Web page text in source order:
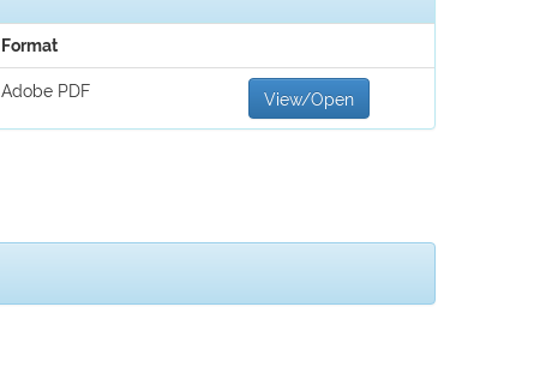
Format
Adobe PDF View/Open